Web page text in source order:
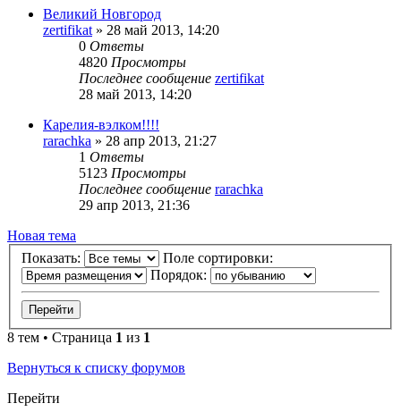
Великий Новгород
zertifikat » 28 май 2013, 14:20
0 Ответы
4820 Просмотры
Последнее сообщение zertifikat
28 май 2013, 14:20
Карелия-вэлком!!!!
rarachka » 28 апр 2013, 21:27
1 Ответы
5123 Просмотры
Последнее сообщение rarachka
29 апр 2013, 21:36
Новая тема
Показать:
Поле сортировки:
Порядок:
8 тем • Страница 1 из 1
Вернуться к списку форумов
Перейти